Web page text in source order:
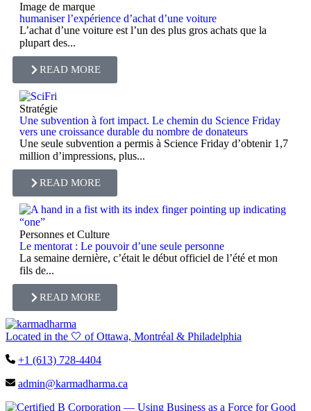
Image de marque
humaniser l’expérience d’achat d’une voiture
L’achat d’une voiture est l’un des plus gros achats que la
plupart des...
READ MORE
Stratégie
Une subvention à fort impact. Le chemin du Science Friday
vers une croissance durable du nombre de donateurs
Une seule subvention a permis à Science Friday d’obtenir 1,7
million d’impressions, plus...
READ MORE
Personnes et Culture
Le mentorat : Le pouvoir d’une seule personne
La semaine dernière, c’était le début officiel de l’été et mon
fils de...
READ MORE
Located in the 🤍 of Ottawa, Montréal & Philadelphia
+1 (613) 728-4404
admin@karmadharma.ca